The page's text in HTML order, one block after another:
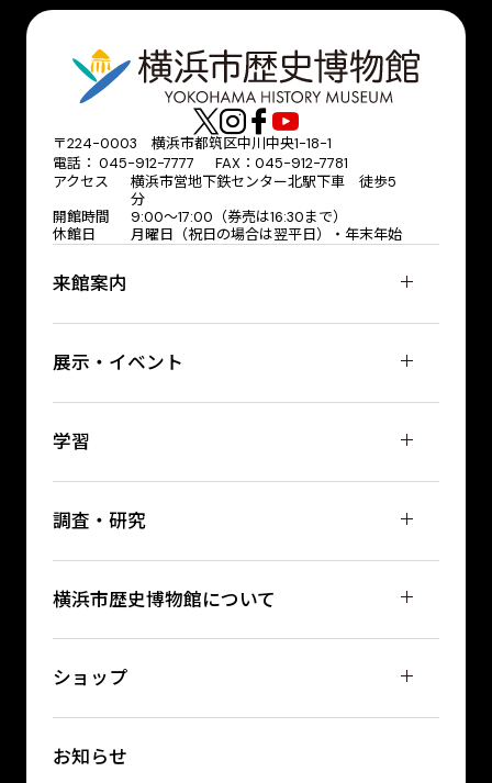
〒224-0003 横浜市都筑区中川中央1-18-1
電話： 045-912-7777 FAX：045-912-7781
アクセス
横浜市営地下鉄センター北駅下車 徒歩5
分
開館時間
9:00〜17:00（券売は16:30まで）
休館日
月曜日（祝日の場合は翌平日）・年末年始
来館案内
展示・イベント
学習
調査・研究
横浜市歴史博物館について
ショップ
お知らせ